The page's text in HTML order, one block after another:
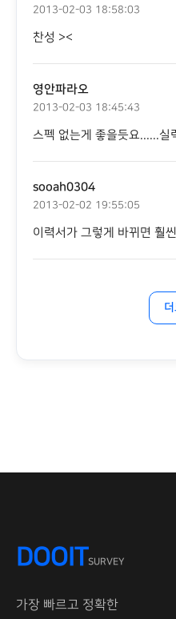
2013-02-03 18:58:03
찬성 ><
영안파라오
2013-02-03 18:45:43
스펙 없는게 좋을듯요......실
sooah0304
2013-02-02 19:55:05
이력서가 그렇게 바뀌면 훨
더
DOOITSURVEY
가장 빠르고 정확한